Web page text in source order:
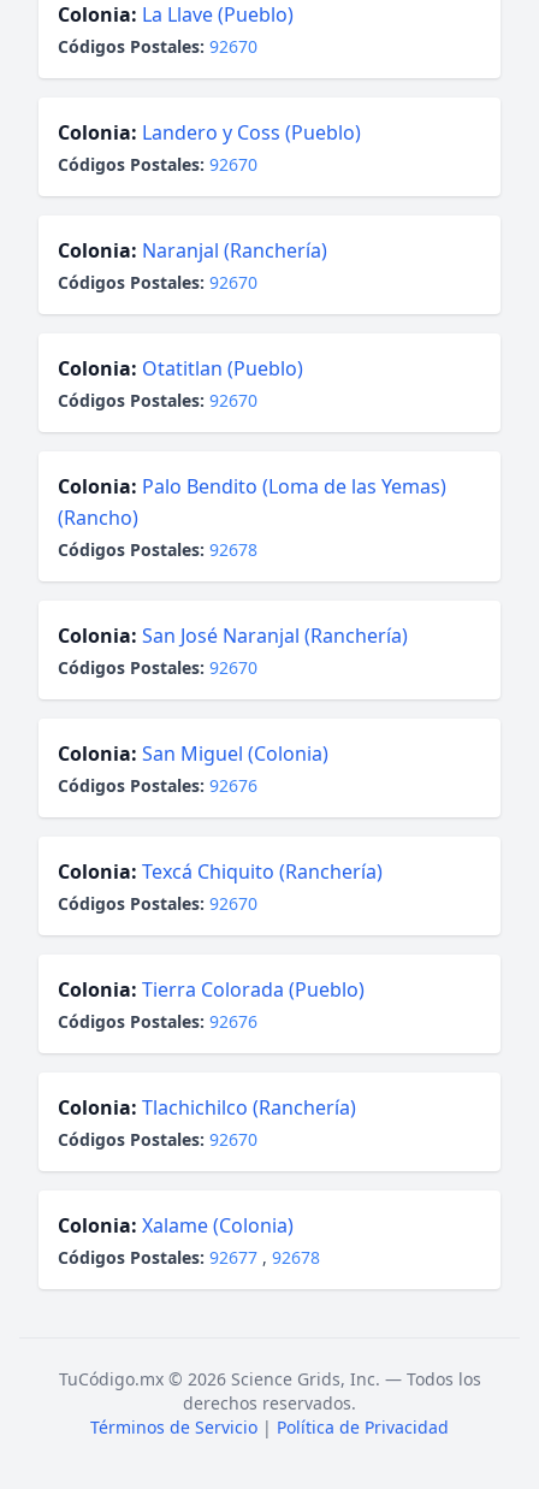
Colonia: La Llave (Pueblo)
Códigos Postales: 92670
Colonia: Landero y Coss (Pueblo)
Códigos Postales: 92670
Colonia: Naranjal (Ranchería)
Códigos Postales: 92670
Colonia: Otatitlan (Pueblo)
Códigos Postales: 92670
Colonia: Palo Bendito (Loma de las Yemas)
(Rancho)
Códigos Postales: 92678
Colonia: San José Naranjal (Ranchería)
Códigos Postales: 92670
Colonia: San Miguel (Colonia)
Códigos Postales: 92676
Colonia: Texcá Chiquito (Ranchería)
Códigos Postales: 92670
Colonia: Tierra Colorada (Pueblo)
Códigos Postales: 92676
Colonia: Tlachichilco (Ranchería)
Códigos Postales: 92670
Colonia: Xalame (Colonia)
Códigos Postales: 92677 , 92678
TuCódigo.mx © 2026 Science Grids, Inc. — Todos los
derechos reservados.
Términos de Servicio | Política de Privacidad